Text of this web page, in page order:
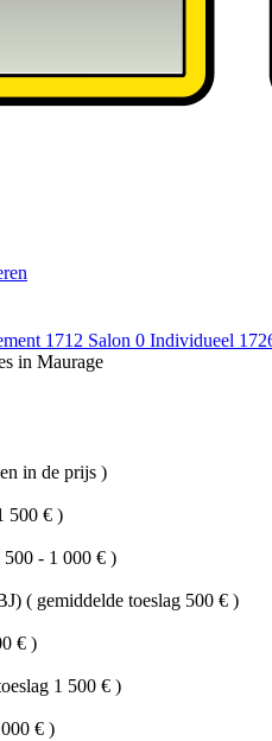
1712 Salon 0 Individueel
in Maurage
in de prijs )
500 € )
500 - 1 000 € )
( gemiddelde toeslag 500 € )
€ )
1 500 € )
€ )